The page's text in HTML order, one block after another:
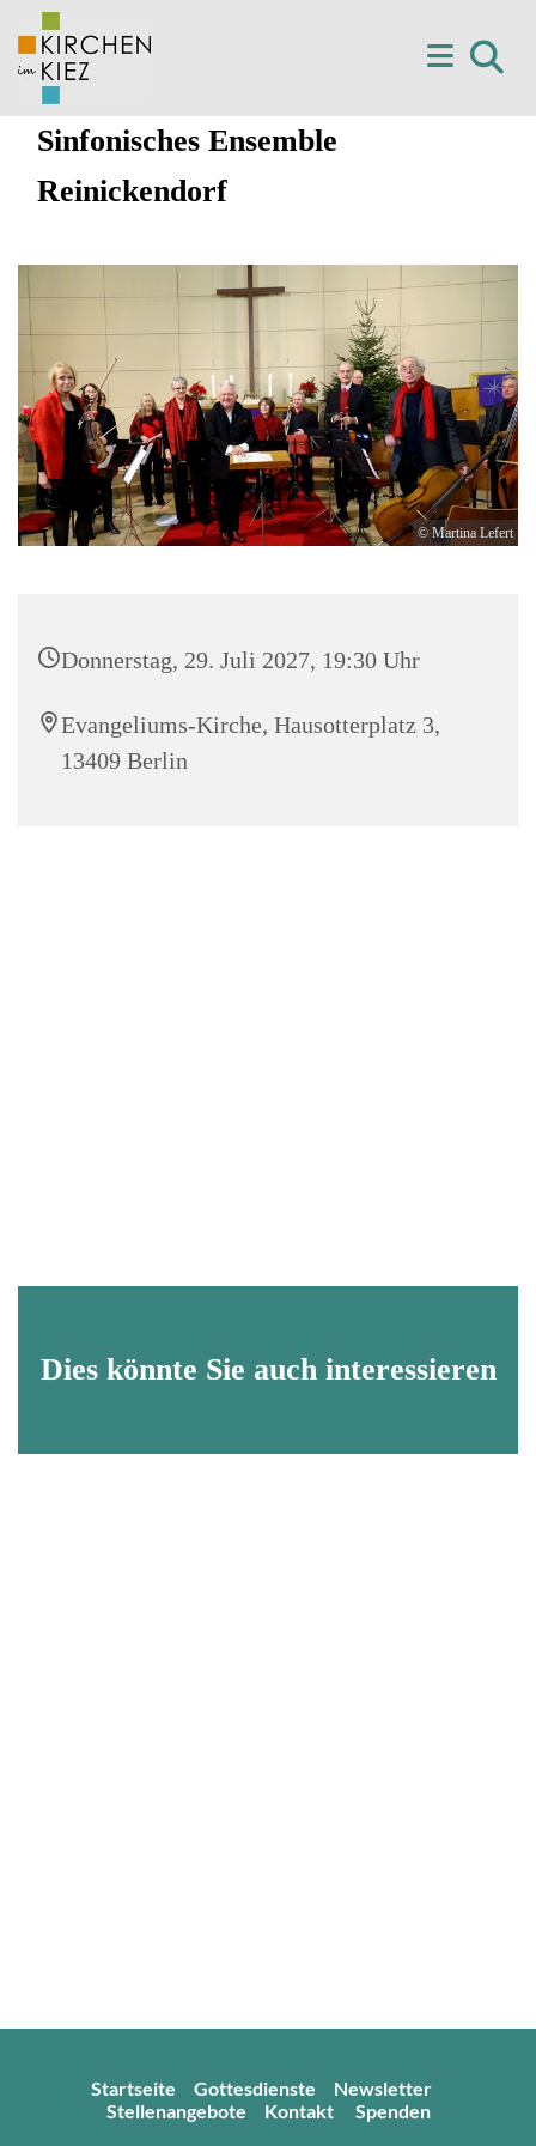
Sinfonisches Ensemble
Reinickendorf
© Martina Lefert
Donnerstag, 29. Juli 2027, 19:30 Uhr
Evangeliums-Kirche, Hausotterplatz 3,
13409 Berlin
Dies könnte Sie auch interessieren
Startseite Gottesdienste
Newsletter
Stellenangebote
Kontakt Spenden